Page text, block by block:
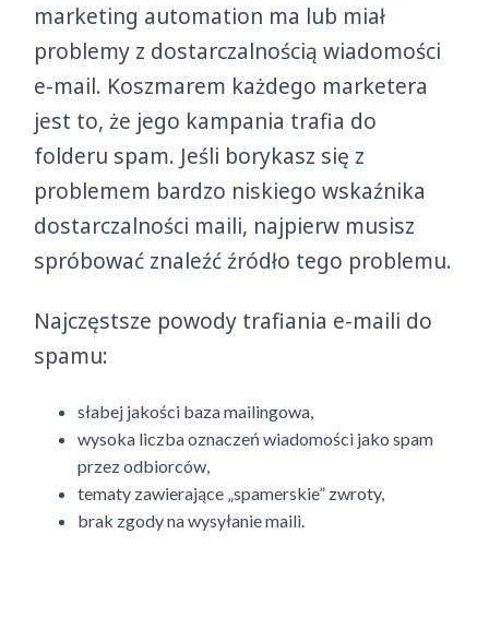
marketing automation ma lub miał
problemy z dostarczalnością wiadomości
e-mail. Koszmarem każdego marketera
jest to, że jego kampania trafia do
folderu spam. Jeśli borykasz się z
problemem bardzo niskiego wskaźnika
dostarczalności maili, najpierw musisz
spróbować znaleźć źródło tego problemu.
Najczęstsze powody trafiania e-maili do
spamu:
słabej jakości baza mailingowa,
wysoka liczba oznaczeń wiadomości jako spam
przez odbiorców,
tematy zawierające „spamerskie” zwroty,
brak zgody na wysyłanie maili.